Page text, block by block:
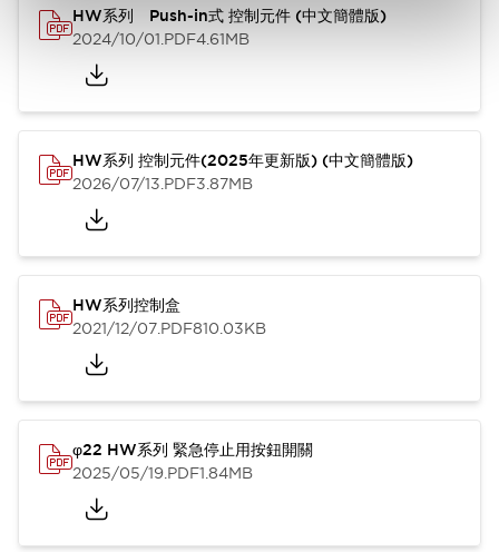
HW系列 Push-in式 控制元件 (中文簡體版)
2024/10/01.PDF4.61MB
HW系列 控制元件(2025年更新版) (中文簡體版)
2026/07/13.PDF3.87MB
HW系列控制盒
2021/12/07.PDF810.03KB
φ22 HW系列 緊急停止用按鈕開關
2025/05/19.PDF1.84MB